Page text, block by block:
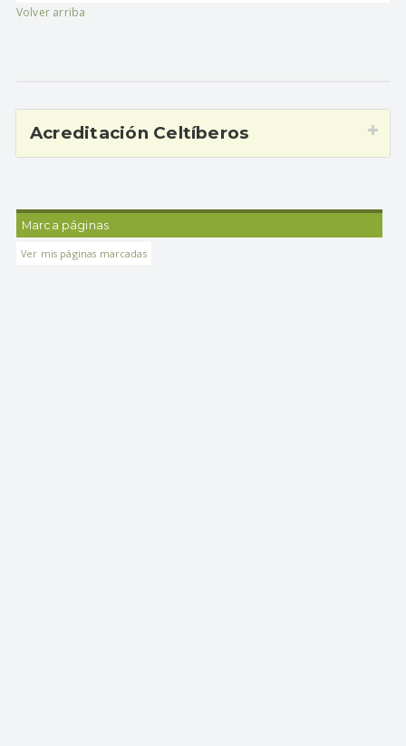
Volver arriba
Acreditación Celtíberos
Marca páginas
Ver mis páginas marcadas